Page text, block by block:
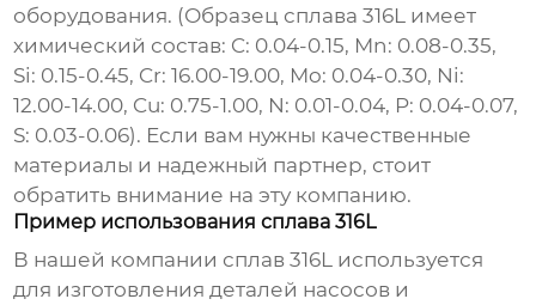
оборудования. (Образец сплава 316L имеет
химический состав: C: 0.04-0.15, Mn: 0.08-0.35,
Si: 0.15-0.45, Cr: 16.00-19.00, Mo: 0.04-0.30, Ni:
12.00-14.00, Cu: 0.75-1.00, N: 0.01-0.04, P: 0.04-0.07,
S: 0.03-0.06). Если вам нужны качественные
материалы и надежный партнер, стоит
обратить внимание на эту компанию.
Пример использования сплава 316L
В нашей компании сплав 316L используется
для изготовления деталей насосов и